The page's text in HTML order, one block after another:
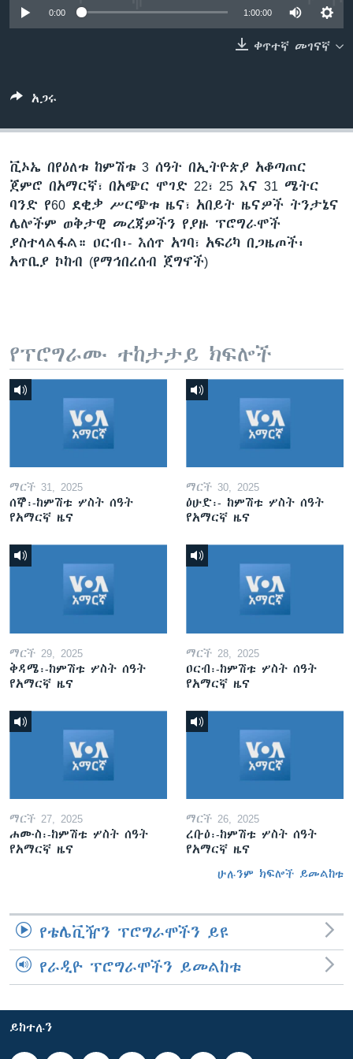
0:00 1:00:00
ቀጥተኛ መገናኛ
አጋሩ
ቪኦኤ በየዕለቱ ከምሽቱ 3 ሰዓት በኢትዮጵያ አቆጣጠር
ጀምሮ በአማርኛ፣ በአጭር ሞገድ 22፣ 25 እና 31 ሜትር
ባንድ የ60 ደቂቃ ሥርጭቱ ዜና፣ አበይት ዜናዎች ትንታኔና
ሌሎችም ወቅታዊ መረጃዎችን የያዙ ፕሮግራሞች
ያስተላልፋል። ዐርብ፡- እሰጥ አገባ፣ አፍሪካ በጋዜጦች፡
አጥቢያ ኮከብ (የማኅበረሰብ ጀግኖች)
የፕሮግራሙ ተከታታይ ክፍሎች
ማርች 31, 2025
ሰኞ፡-ከምሽቱ ሦስት ሰዓት
የአማርኛ ዜና
ማርች 30, 2025
ዕሁድ፡- ከምሽቱ ሦስት ሰዓት
የአማርኛ ዜና
ማርች 29, 2025
ቅዳሜ፡-ከምሽቱ ሦስት ሰዓት
የአማርኛ ዜና
ማርች 28, 2025
ዐርብ፡-ከምሽቱ ሦስት ሰዓት
የአማርኛ ዜና
ማርች 27, 2025
ሐሙስ፡-ከምሽቱ ሦስት ሰዓት
የአማርኛ ዜና
ማርች 26, 2025
ረቡዕ፡-ከምሽቱ ሦስት ሰዓት
የአማርኛ ዜና
ሁሉንም ክፍሎች ይመልከቱ
የቴሌቪዥን ፕሮግራሞችን ይዩ
የራዲዮ ፕሮግራሞችን ይመልከቱ
ይከተሉን